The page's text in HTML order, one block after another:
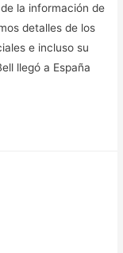
la información de
detalles de los
e incluso su
llegó a España